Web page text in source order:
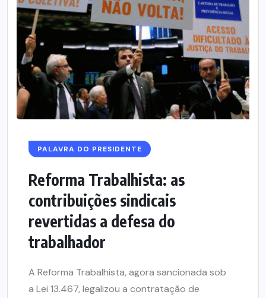
PALAVRA DO PRESIDENTE
Reforma Trabalhista: as
contribuições sindicais
revertidas a defesa do
trabalhador
A Reforma Trabalhista, agora sancionada sob
a Lei 13.467, legalizou a contratação de